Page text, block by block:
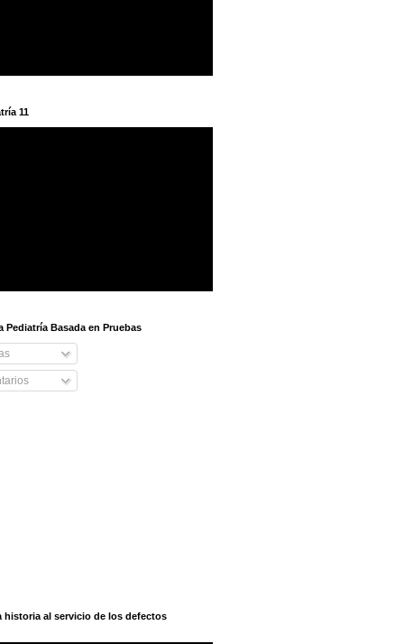
11
Pediatría Basada en Pruebas
historia al servicio de los defectos